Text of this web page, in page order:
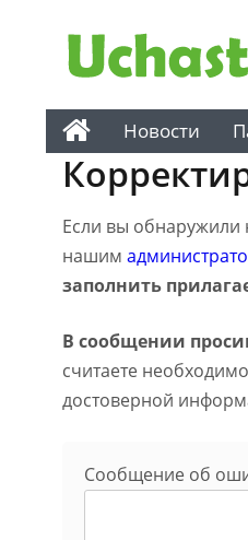
Новости
Если вы обнаружили
нашим
заполнить
В сообщении
считаете
достоверной
Сообщение об